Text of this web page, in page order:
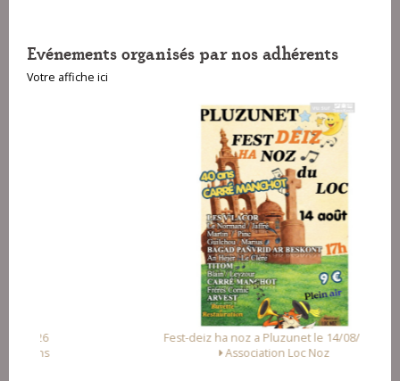
Evénements organisés par nos adhérents
Votre affiche ici
Fest-deiz ha noz a Pluzunet le 14/08/2026
Association Loc Noz